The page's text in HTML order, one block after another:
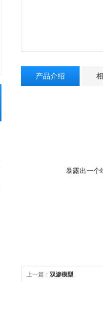
产品介绍
暴露出一个
上一篇： 双渗模型